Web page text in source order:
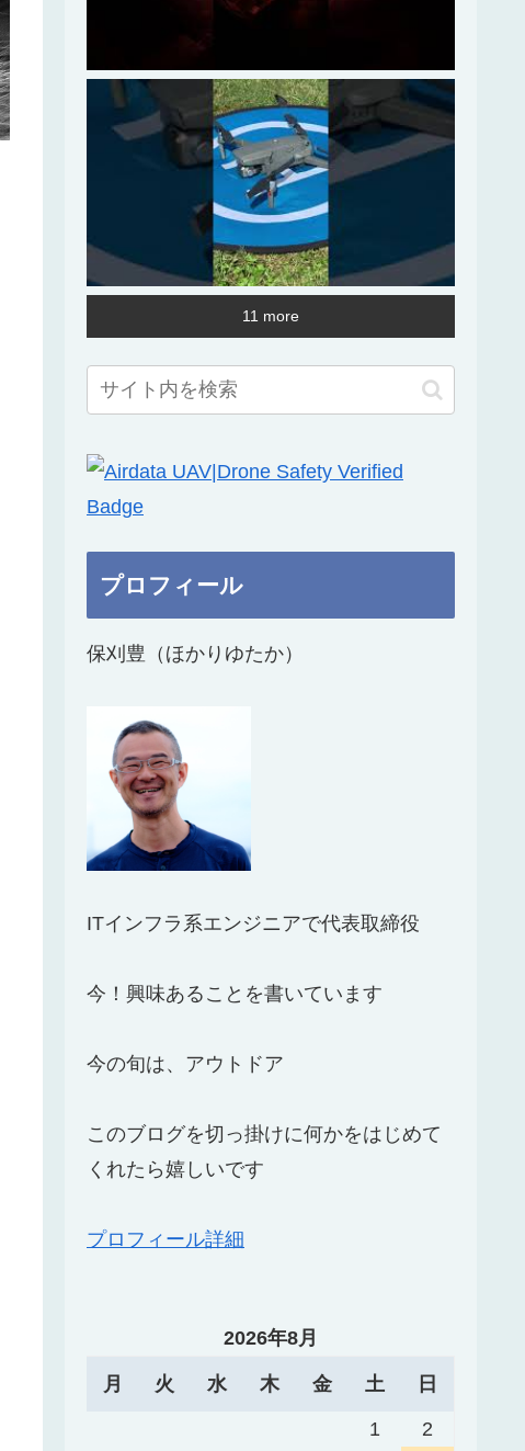
11 more
プロフィール
保刈豊（ほかりゆたか）
ITインフラ系エンジニアで代表取締役
今！興味あることを書いています
今の旬は、アウトドア
このブログを切っ掛けに何かをはじめて
くれたら嬉しいです
プロフィール詳細
2026年8月
月 火 水 木 金 土 日
1
2